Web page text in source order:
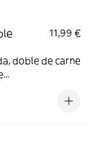
11,99 €
doble de carne